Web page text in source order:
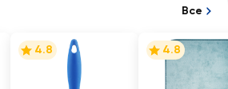
Все
4.8 4.8